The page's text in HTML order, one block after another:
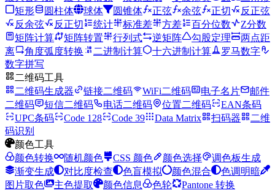
矩形
圆柱体 球体 圆锥体 正弦 余弦 正切
反正弦
反余弦
反正切 统计 标准差 方差 百分位数
Z分数
矩阵计算
矩阵转置 行列式 逆矩阵 勾股定理
两点距
离
角度弧度转换 二进制计算 十六进制计算
罗马数字
数字拼写
二维码工具
二维码生成器
链接二维码 WiFi二维码 电子名片
邮件
二维码
短信二维码 电话二维码 位置二维码
EAN条码
UPC条码
Code 128 Code 39 Data Matrix 扫码器
二维
码识别
颜色工具
颜色转换
随机颜色 CSS 颜色 颜色选择
调色板生成
渐变生成
对比度检查 色盲模拟 颜色混合
色调明暗
图片取色
主色提取 颜色信息 色轮
Pantone 转换